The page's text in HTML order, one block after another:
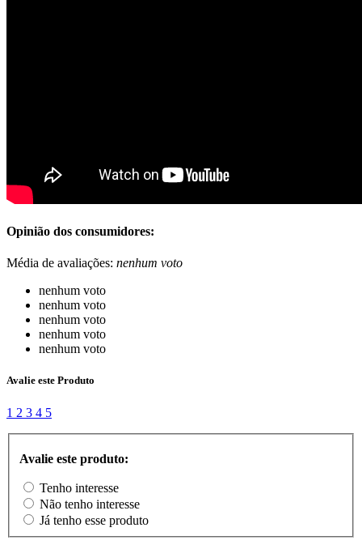
Opinião dos consumidores:
Média de avaliações: nenhum voto
nenhum voto
nenhum voto
nenhum voto
nenhum voto
nenhum voto
Avalie este Produto
1 2 3 4 5
Avalie este produto:
Tenho interesse
Não tenho interesse
Já tenho esse produto